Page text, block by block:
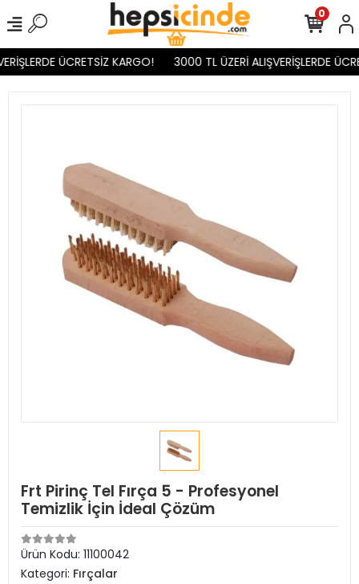
ÜCRETSİZ KARGO! 3000 TL ÜZERİ ALIŞVERİŞLERDE
0
Frt Pirinç Tel Fırça 5 - Profesyonel
Temizlik İçin İdeal Çözüm
Ürün Kodu: 11100042
Kategori: Fırçalar